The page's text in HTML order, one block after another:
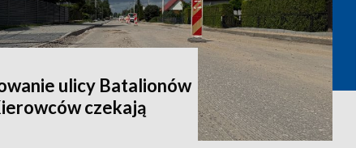
ulicy Batalionów
czekają